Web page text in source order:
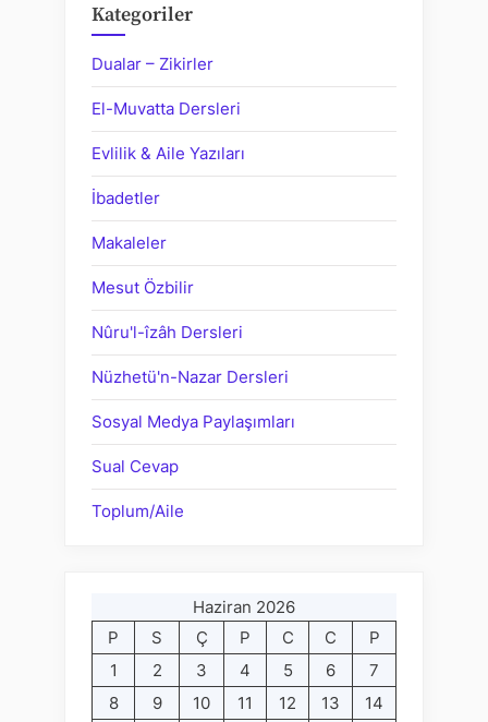
Kategoriler
Dualar – Zikirler
El-Muvatta Dersleri
Evlilik & Aile Yazıları
İbadetler
Makaleler
Mesut Özbilir
Nûru'l-îzâh Dersleri
Nüzhetü'n-Nazar Dersleri
Sosyal Medya Paylaşımları
Sual Cevap
Toplum/Aile
Haziran 2026
P
S Ç P C C
P
1
2 3 4 5 6
7
8
9 10 11 12 13
14